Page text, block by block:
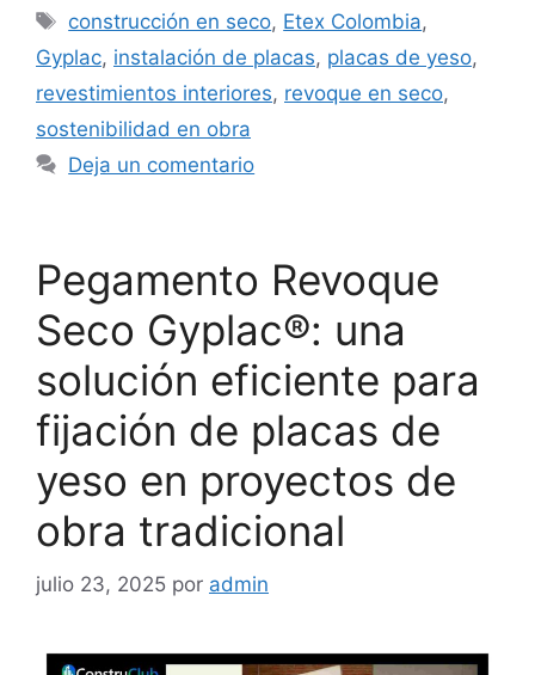
Etiquetas
construcción en seco, Etex Colombia,
Gyplac, instalación de placas, placas de yeso,
revestimientos interiores, revoque en seco,
sostenibilidad en obra
Deja un comentario
Pegamento Revoque
Seco Gyplac®: una
solución eficiente para
fijación de placas de
yeso en proyectos de
obra tradicional
julio 23, 2025 por admin